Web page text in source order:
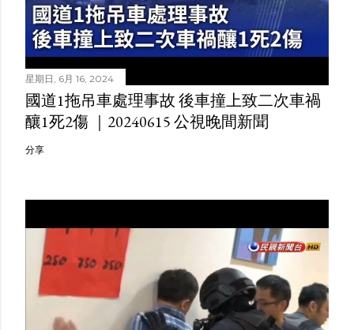
星期日, 6月 16, 2024
國道1拖吊車處理事故 後車撞上致二次車禍
釀1死2傷 ｜20240615 公視晚間新聞
分享